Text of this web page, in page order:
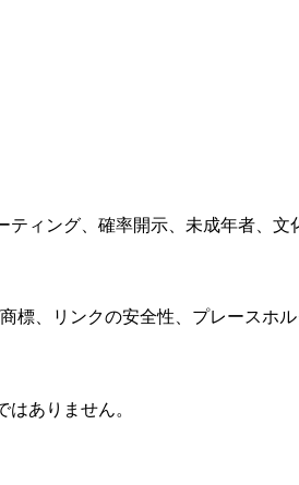
ィング、確率開示、未成年者、文
標、リンクの安全性、プレースホル
ありません。